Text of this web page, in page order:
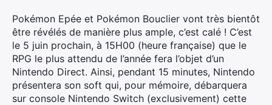
Pokémon Epée et Pokémon Bouclier vont très bientôt
être révélés de manière plus ample, c’est calé ! C’est
le 5 juin prochain, à 15H00 (heure française) que le
RPG le plus attendu de l’année fera l’objet d’un
Nintendo Direct. Ainsi, pendant 15 minutes, Nintendo
présentera son soft qui, pour mémoire, débarquera
sur console Nintendo Switch (exclusivement) cette